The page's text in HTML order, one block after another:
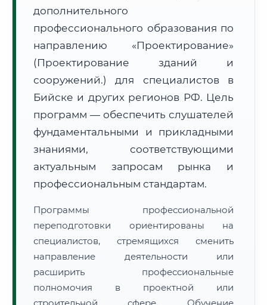
Часовой пояс:
Формат учебы:
Дистанционно
🗺️ Зона обслуживания: г. Бийск
• Маршрут транзита:~316 км
📜 Документы и аккредитация ФИС ФРДО
Нажмите на документ для увеличения и просмотра
дополнительного
профессионального образования по
направлению «Проектирование»
(Проектирование зданий и
сооружений.) для специалистов в
Бийске и других регионов РФ. Цель
программ — обеспечить слушателей
фундаментальными и прикладными
знаниями, соответствующими
актуальным запросам рынка и
профессиональным стандартам.
Программы профессиональной
переподготовки ориентированы на
специалистов, стремящихся сменить
направление деятельности или
расширить профессиональные
полномочия в проектной или